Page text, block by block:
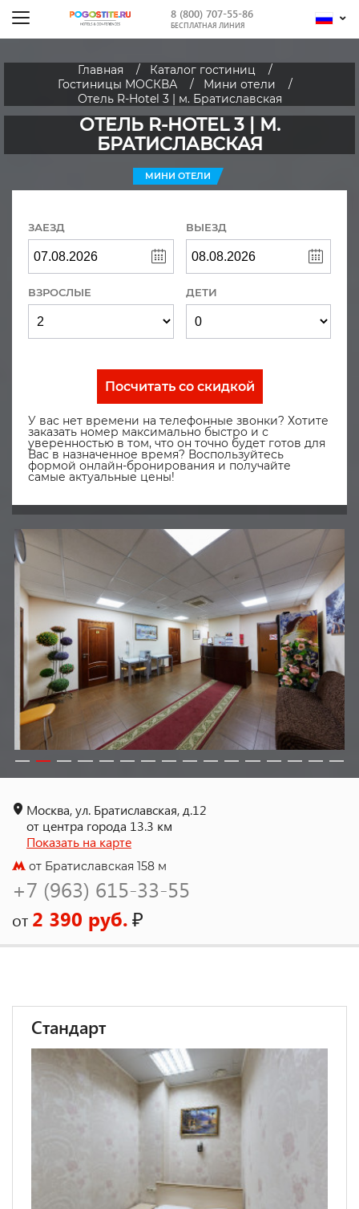
8 (800) 707-55-86
БЕСПЛАТНАЯ ЛИНИЯ
Главная
Каталог гостиниц
Гостиницы МОСКВА
Мини отели
Отель R-Hotel 3 | м. Братиславская
ОТЕЛЬ R-HOTEL 3 | М.
БРАТИСЛАВСКАЯ
МИНИ ОТЕЛИ
ЗАЕЗД ВЫЕЗД
ВЗРОСЛЫЕ ДЕТИ
Посчитать со скидкой
У вас нет времени на телефонные звонки? Хотите
заказать номер максимально быстро и с
уверенностью в том, что он точно будет готов для
Вас в назначенное время? Воспользуйтесь
формой онлайн-бронирования и получайте
самые актуальные цены!
Москва, ул. Братиславская, д.12
от центра города 13.3 км
Показать на карте
от Братиславская 158 м
+7 (963) 615-33-55
от 2 390 руб.₽
Стандарт